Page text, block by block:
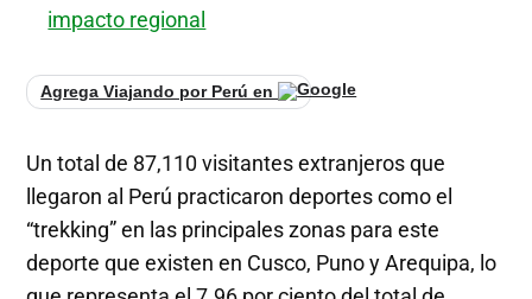
impacto regional
Agrega Viajando por Perú en
Un total de 87,110 visitantes extranjeros que
llegaron al Perú practicaron deportes como el
“trekking” en las principales zonas para este
deporte que existen en Cusco, Puno y Arequipa, lo